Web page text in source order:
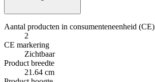
Aantal producten in consumenteneenheid (CE)
2
CE markering
Zichtbaar
Product breedte
21.64 cm